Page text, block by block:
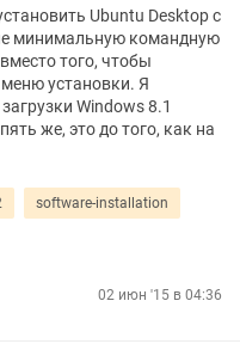
Ubuntu Desktop с
минимальную командную
того, чтобы
установки. Я
Windows 8.1
же, это до того, как на
software-installation
02 июн '15 в 04:36